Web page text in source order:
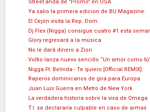
Street anda de "Promo" en USA
Ya salio la primera edicion de BU Magazine.
El Cejón visita la Rep. Dom.
Dj Flex (Nigga) consigue cuatro #1 esta
Glory regresará a la música
No le dará dinero a Zion
Voltio lanza nuevo sencillo “Un amor como
Nigga Ft. Belinda - Te quiero [Official REMIX]
Raperos dominicanos de gira para Europa
Juan Luis Guerra en Metro de New York
La verdadera historia sobre la visa de Omega
T.I. se declararía culpable en caso de armas